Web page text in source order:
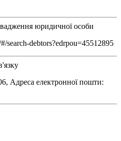
юридичної особи
search-debtors?edrpou=45512895
Адреса електронної пошти: